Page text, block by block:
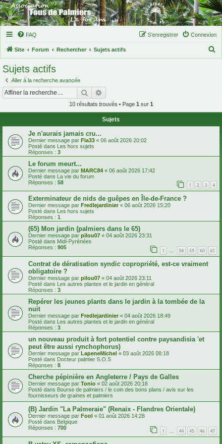
FAQ Connexion
S’enregistrer
Site Forum Rechercher Sujets actifs
r
Sujets actifs
Aller à la recherche avancée
Rechercher
10 résultats trouvés • Page 1 sur 1
Sujets
Je n'aurais jamais cru...
Dernier message par Fla33 « 06 août 2026 20:02
Posté dans Les hors sujets
Réponses : 3
Le forum meurt...
Dernier message par MARC84 « 06 août 2026 17:42
Posté dans La vie du forum
Réponses : 58 1 2 3 4
Exterminateur de nids de guêpes en Île-de-France ?
Dernier message par Fredlejardinier« 06 août 2026 15:20
Posté dans
Les hors sujets
Réponses : 1
(65) Mon jardin (palmiers dans le 65)
Dernier message par pilou07 « 04 août 2026 23:31
Posté dans Midi-Pyrénées
Réponses : 905 1 … 58 59 60 61
Contrat de dératisation syndic copropriété, est-ce vraiment
obligatoire ?
Dernier message par pilou07 « 04 août 2026 23:11
Posté dans Les autres plantes et le jardin en général
Réponses : 3
Repérer les jeunes plants dans le jardin à la tombée de la
nuit
Dernier message par Fredlejardinier « 04 août 2026 18:49
Posté dans Les autres plantes et le jardin en général
Réponses : 3
un nouveau produit à fort potentiel contre paysandisia 'et
peut être aussi rynchophorus)
Dernier message par LapeneMichel « 03 août 2026 08:18
Posté dans Docteur palmier S.O.S
Réponses : 8
Cherche pépinière en Angleterre / Pays de Galles
Dernier message par Tonio « 02 août 2026 20:18
Posté dans Bourse de palmiers / le coin des bons plans / avis sur les
fournisseurs de graines et palmiers
(B) Jardin "La Palmeraie" (Renaix - Flandres Orientale)
Dernier message par Fool « 01 août 2026 14:28
Posté dans Belgique
Réponses : 700 1 44 45 46 47